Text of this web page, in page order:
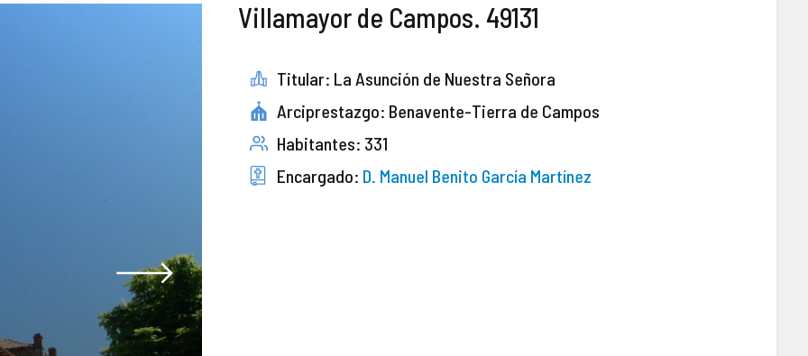
Villamayor de Campos. 49131
Titular: La Asunción de Nuestra Señora
Arciprestazgo: Benavente-Tierra de Campos
Habitantes: 331
Encargado: D. Manuel Benito García Martínez